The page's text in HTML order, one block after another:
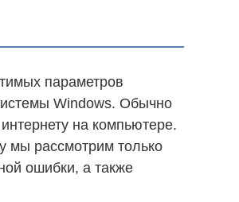
параметров
Windows. Обычно
на компьютере.
мы рассмотрим только
ошибки, а также